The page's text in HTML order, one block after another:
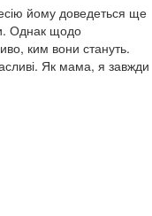
йому доведеться ще
Однак щодо
ким вони стануть.
Як мама, я завжди